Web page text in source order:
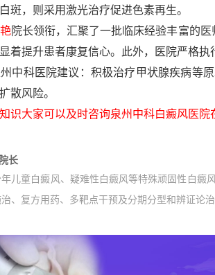
斑，则采用激光治疗促进色素再生。
院长领衔，汇聚了一批临床经验丰富的
着提升患者康复信心。此外，医院严格
科医院建议：积极治疗甲状腺疾病等原
散风险。
大家可以及时咨询泉州中科白癜风医院
院长
儿童白癜风、疑难性白癜风等特殊顽固性白癜
、复方用药、多靶点干预及分期分型和辨证论治